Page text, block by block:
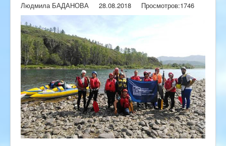
Людмила БАДАНОВА 28.08.2018 Просмотров:1746